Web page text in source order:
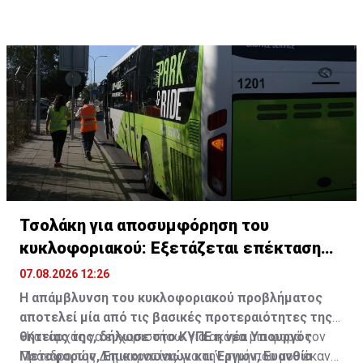
Σχετικές πληροφορίες για τηΜύγα της Αιθιοπίας
το Τμήμα Γεωργίας
Τσολάκη για αποσυμφόρηση του
κυκλοφοριακού: Εξετάζεται επέκταση
Park & Ride
07.08.2026 12:26
Η απάμβλυνση του κυκλοφοριακού προβλήματος
αποτελεί μία από τις βασικές προτεραιότητες της
θητείας της, δήλωσε στο ΚΥΠΕ η νέα Υπουργός
Μεταφορών, Επικοινωνιών και Έργων, Ευανθία
«Καταρχάς να ευχαριστήσω για ακόμα μια φορά τον
Πρόεδρο της Δημοκρατίας για την τιμή που μου έκανε